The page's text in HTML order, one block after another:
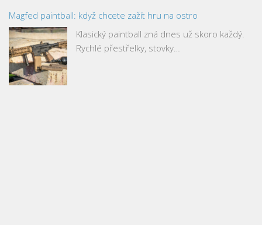
Magfed paintball: když chcete zažít hru na ostro
Klasický paintball zná dnes už skoro každý.
Rychlé přestřelky, stovky…